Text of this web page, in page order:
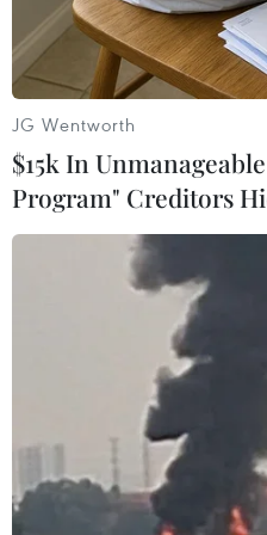
Ảnh minh họa.
Theo Sputniknews,
giao Trung Quốc Mao
Trung Quốc hy vọng
đầu, trong đó có các
khủng hoảng ở
JG Wentworth
$15k In
Program" Creditors